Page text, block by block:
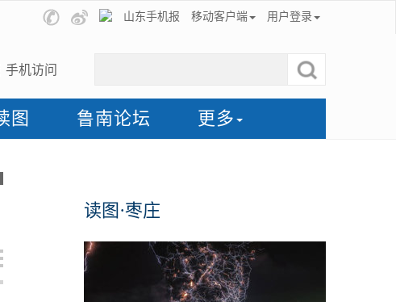
山东手机报 移动客户端 用户登录
手机访问
图 鲁南论坛 更多
读图·枣庄